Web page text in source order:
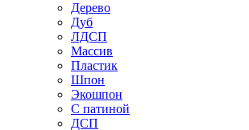
Дерево
Дуб
ЛДСП
Массив
Пластик
Шпон
Экошпон
С патиной
ДСП